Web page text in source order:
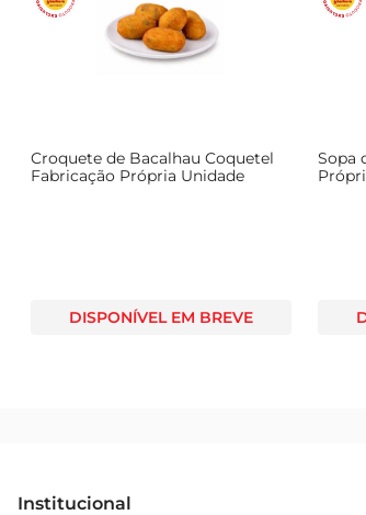
O Folhado Misto BGM é uma escolha
individuais, ele é perfeito para ser
um toque de sabor e praticidade.
Croquete de Bacalhau Coquetel
Fabricação Própria Unidade
DISPONÍVEL EM BREVE
Sopa
Institucional